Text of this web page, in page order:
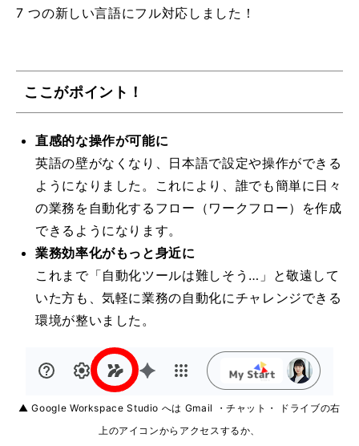
7 つの新しい言語にフル対応しました！
ここがポイント！
直感的な操作が可能に
英語の壁がなくなり、日本語で設定や操作ができる
ようになりました。これにより、誰でも簡単に日々
の業務を自動化するフロー（ワークフロー）を作成
できるようになります。
業務効率化がもっと身近に
これまで「自動化ツールは難しそう…」と敬遠して
いた方も、気軽に業務の自動化にチャレンジできる
環境が整いました。
▲ Google Workspace Studio へは Gmail ・チャット・ ドライブの右
上のアイコンからアクセスするか、